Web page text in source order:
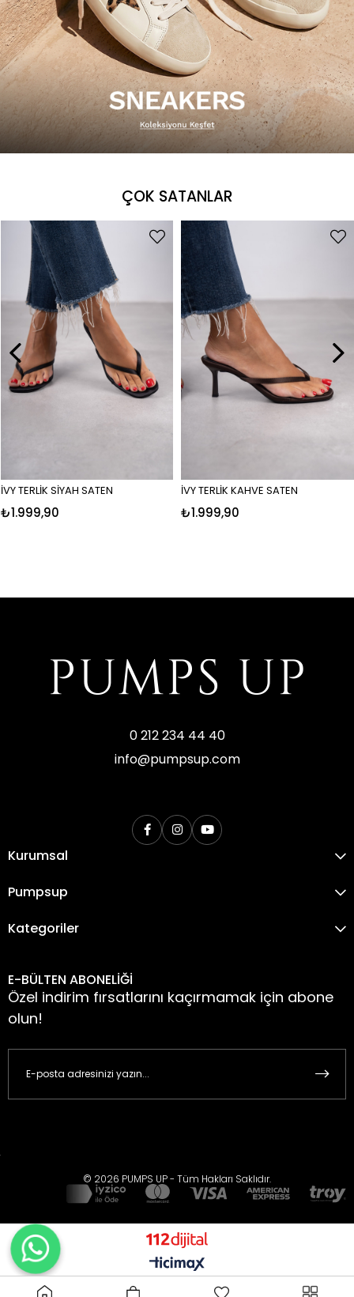
ÇOK SATANLAR
İVY TERLİK SİYAH SATEN
₺1.999,90
İVY TERLİK KAHVE SATEN
₺1.999,90
0 212 234 44 40
info@pumpsup.com
Kurumsal
Pumpsup
Kategoriler
E-BÜLTEN ABONELİĞİ
Özel indirim fırsatlarını kaçırmamak için abone
olun!
© 2026 PUMPS UP - Tüm Hakları Saklıdır.